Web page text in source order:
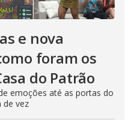
e nova
foram os
do Patrão
emoções até as portas do
de vez